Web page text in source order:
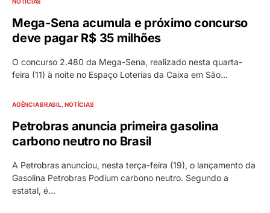
Mega-Sena acumula e próximo concurso
deve pagar R$ 35 milhões
O concurso 2.480 da Mega-Sena, realizado nesta quarta-
feira (11) à noite no Espaço Loterias da Caixa em São…
AGÊNCIA BRASIL NOTÍCIAS
Petrobras anuncia primeira gasolina
carbono neutro no Brasil
A Petrobras anunciou, nesta terça-feira (19), o lançamento da
Gasolina Petrobras Podium carbono neutro. Segundo a
estatal, é…